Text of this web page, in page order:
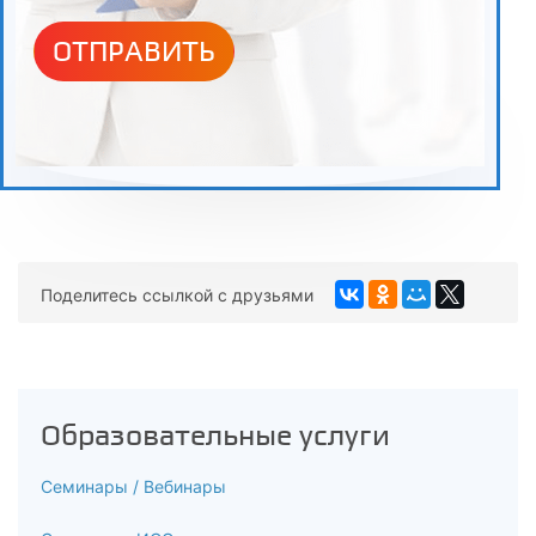
Образовательные услуги
Семинары / Вебинары
ликвидации последствий аварии
Разработка решений по инженерно-техническим
мероприятиям гражданской обороны
7.2
техногенного и природного характера
Силы и средства ликвидации чрезвычайных ситуаций
ОТПРАВИТЬ
Поделитесь ссылкой с друзьями